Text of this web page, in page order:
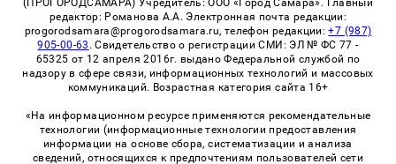
(ПРОГОРОДСАМАРА) Учредитель: ООО «Город Самара». Главный
редактор: Романова А.А. Электронная почта редакции:
progorodsamara@progorodsamara.ru, телефон редакции:+7 (987)
905-00-63 . Свидетельство о регистрации СМИ: ЭЛ № ФС 77 -
65325 от 12 апреля 2016г. выдано Федеральной службой по
надзору в сфере связи, информационных технологий и массовых
коммуникаций. Возрастная категория сайта 16+
«На информационном ресурсе применяются рекомендательные
технологии (информационные технологии предоставления
информации на основе сбора, систематизации и анализа
сведений, относящихся к предпочтениям пользователей сети